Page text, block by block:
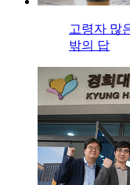
고령자 많
밖의 답